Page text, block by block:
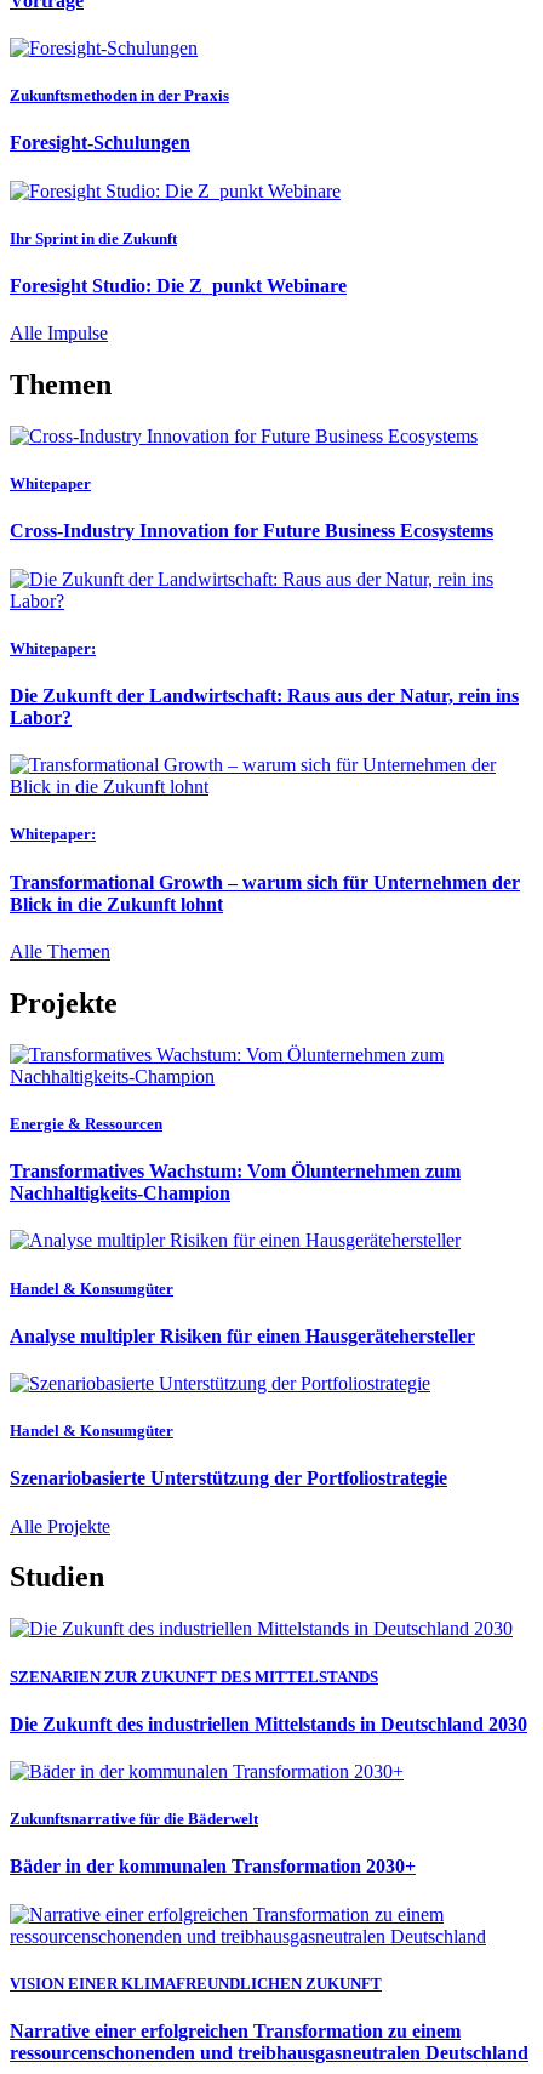
Zukunftsmethoden in der Praxis
Foresight-Schulungen
Ihr Sprint in die Zukunft
Foresight Studio: Die Z_punkt Webinare
Alle Impulse
Themen
Whitepaper
Cross-Industry Innovation for Future Business Ecosystems
Whitepaper:
Die Zukunft der Landwirtschaft: Raus aus der Natur, rein ins
Labor?
Whitepaper:
Transformational Growth – warum sich für Unternehmen der
Blick in die Zukunft lohnt
Alle Themen
Projekte
Energie & Ressourcen
Transformatives Wachstum: Vom Ölunternehmen zum
Nachhaltigkeits-Champion
Handel & Konsumgüter
Analyse multipler Risiken für einen Hausgerätehersteller
Handel & Konsumgüter
Szenariobasierte Unterstützung der Portfoliostrategie
Alle Projekte
Studien
SZENARIEN ZUR ZUKUNFT DES MITTELSTANDS
Die Zukunft des industriellen Mittelstands in Deutschland 2030
Zukunftsnarrative für die Bäderwelt
Bäder in der kommunalen Transformation 2030+
VISION EINER KLIMAFREUNDLICHEN ZUKUNFT
Narrative einer erfolgreichen Transformation zu einem
ressourcenschonenden und treibhausgasneutralen Deutschland